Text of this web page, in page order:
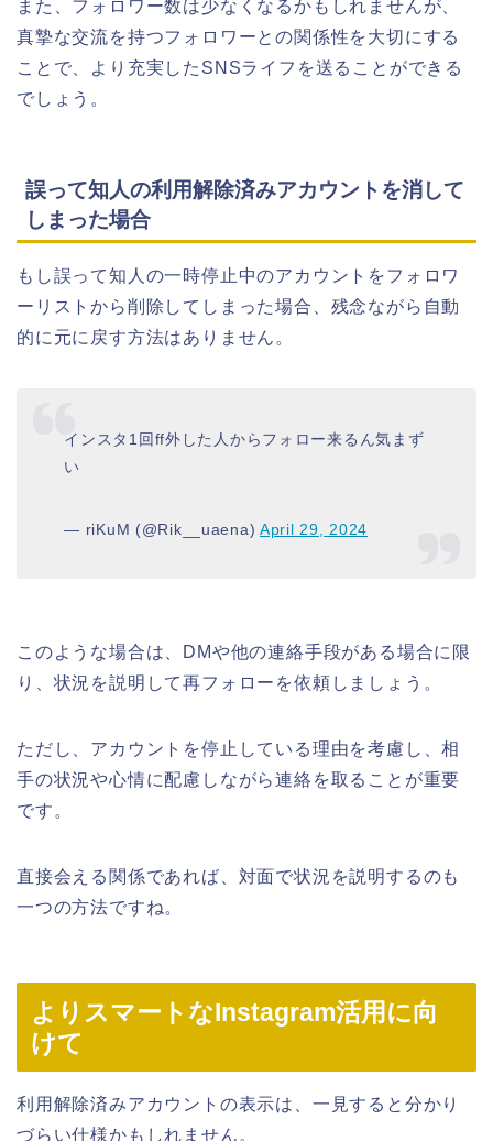
また、フォロワー数は少なくなるかもしれませんが、
真摯な交流を持つフォロワーとの関係性を大切にする
ことで、より充実したSNSライフを送ることができる
でしょう。
誤って知人の利用解除済みアカウントを消して
しまった場合
もし誤って知人の一時停止中のアカウントをフォロワ
ーリストから削除してしまった場合、残念ながら自動
的に元に戻す方法はありません。
インスタ1回ff外した人からフォロー来るん気まず
い
— riKuM (@Rik__uaena)April 29, 2024
このような場合は、DMや他の連絡手段がある場合に限
り、状況を説明して再フォローを依頼しましょう。
ただし、アカウントを停止している理由を考慮し、相
手の状況や心情に配慮しながら連絡を取ることが重要
です。
直接会える関係であれば、対面で状況を説明するのも
一つの方法ですね。
よりスマートなInstagram活用に向
けて
利用解除済みアカウントの表示は、一見すると分かり
づらい仕様かもしれません。